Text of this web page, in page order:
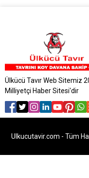
Ülkücü Tavır Web Sitemiz
Milliyetçi Haber Sitesi'dir
Ulkucutavir.com - Tüm